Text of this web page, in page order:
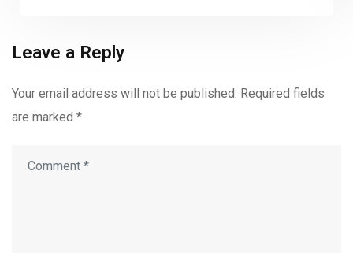
Leave a Reply
Your email address will not be published. Required fields
are marked *